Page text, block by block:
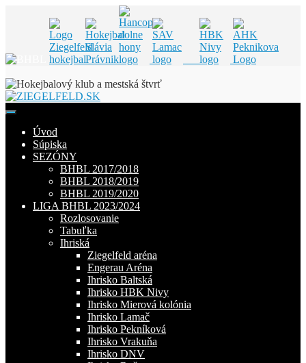
to
content
Úvod
Súpiska
SEZÓNY
BHBL 2017/2018
BHBL 2018/2019
BHBL 2019/2020
LIGA BHBL 2023/2024
Rozlosovanie
Tabuľka
Ihriská
Ziegelfeld aréna
Engerau Aréna
Ihrisko Baltská
Ihrisko HBK Nivy
Ihrisko Mierová kolónia
Ihrisko Lamač
Ihrisko Pekníková
Ihrisko Vrakuňa
Ihrisko DNV